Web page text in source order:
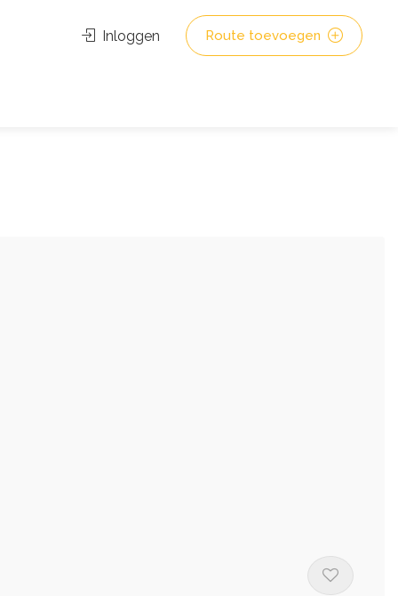
Inloggen Route toevoegen